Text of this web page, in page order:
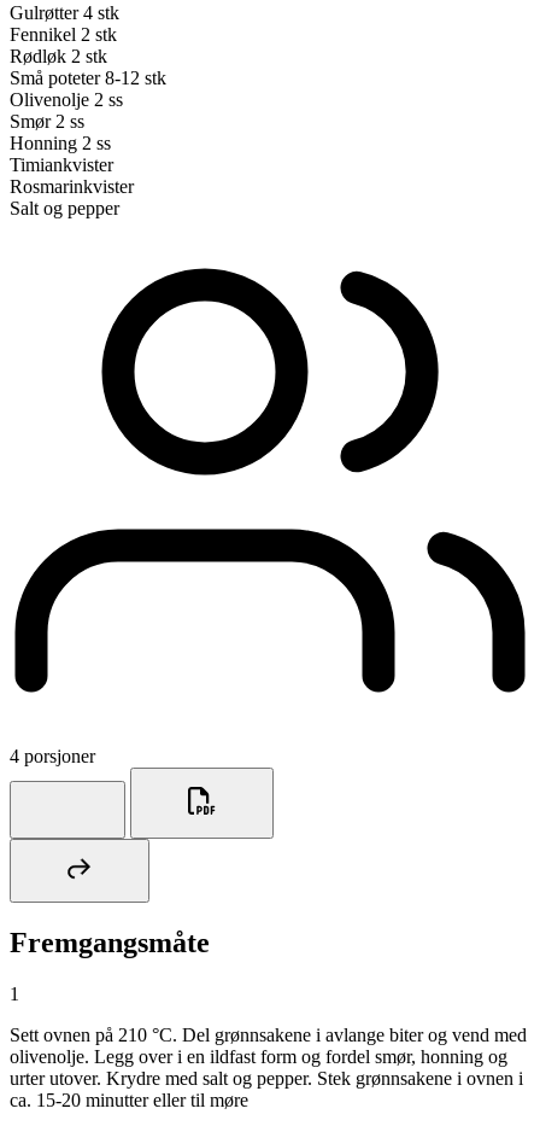
Gulrøtter 4 stk
Fennikel 2 stk
Rødløk 2 stk
Små poteter 8-12 stk
Olivenolje 2 ss
Smør 2 ss
Honning 2 ss
Timiankvister
Rosmarinkvister
Salt og pepper
4 porsjoner
Fremgangsmåte
1
Sett ovnen på 210 °C. Del grønnsakene i avlange biter og vend med
olivenolje. Legg over i en ildfast form og fordel smør, honning og
urter utover. Krydre med salt og pepper. Stek grønnsakene i ovnen i
ca. 15-20 minutter eller til møre